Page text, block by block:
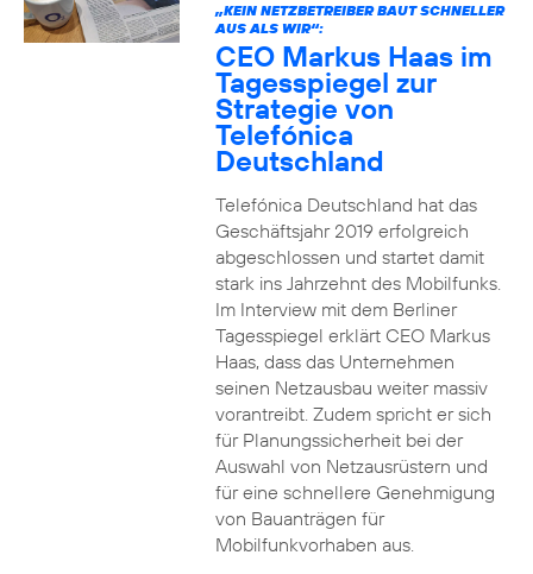
„KEIN NETZBETREIBER BAUT SCHNELLER
AUS ALS WIR“:
CEO Markus Haas im
Tagesspiegel zur
Strategie von
Telefónica
Deutschland
Telefónica Deutschland hat das
Geschäftsjahr 2019 erfolgreich
abgeschlossen und startet damit
stark ins Jahrzehnt des Mobilfunks.
Im Interview mit dem Berliner
Tagesspiegel erklärt CEO Markus
Haas, dass das Unternehmen
seinen Netzausbau weiter massiv
vorantreibt. Zudem spricht er sich
für Planungssicherheit bei der
Auswahl von Netzausrüstern und
für eine schnellere Genehmigung
von Bauanträgen für
Mobilfunkvorhaben aus.